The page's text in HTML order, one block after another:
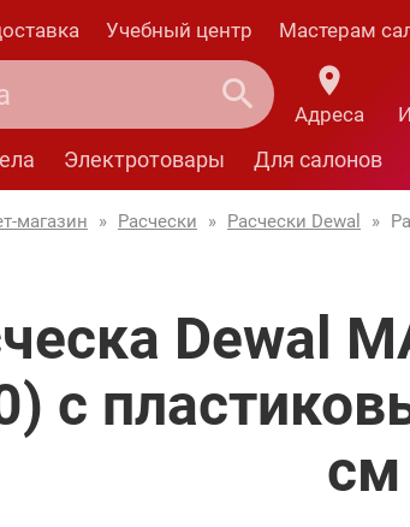
Учебный центр Мастерам
Адреса
Электротовары Для салонов
магазин » Расчески » Расчески Dewal »
Dewal
с
см